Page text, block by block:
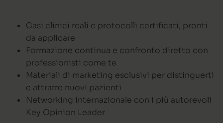
Casi clinici reali e protocolli certificati, pronti
da applicare
Formazione continua e confronto diretto con
professionisti come te
Materiali di marketing esclusivi per distinguerti
e attrarre nuovi pazienti
Networking internazionale con i più autorevoli
Key Opinion Leader